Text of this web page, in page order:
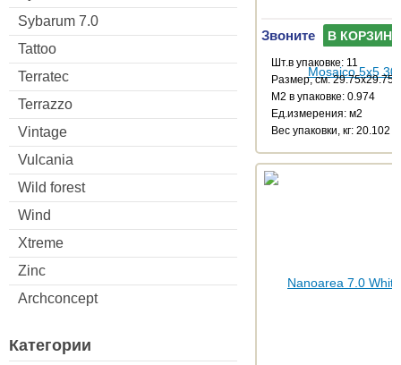
Sybarum 7.0
Tattoo
Terratec
Terrazzo
Vintage
Vulcania
Wild forest
Wind
Xtreme
Zinc
Archconcept
Категории
Звоните В КОРЗИНУ
Шт.в упаковке: 11
Размер, см: 29.75x29.75
М2 в упаковке: 0.974
Ед.измерения: м2
Веc упаковки, кг: 20.102